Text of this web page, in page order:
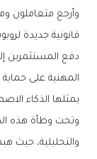
وأرجع متعاملون
قانونية جديدة
دفع المستثمرين
المهنية على
يمثلها الذكاء
وتحت وطأة هذه